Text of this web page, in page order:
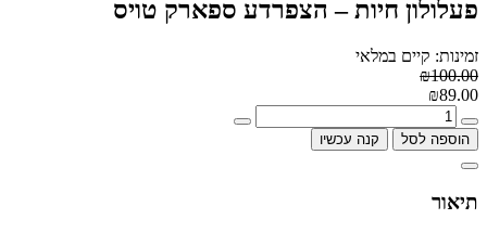
פעלולון חיות – הצפרדע ספארק טויס
זמינות: קיים במלאי
₪100.00
₪89.00
הוספה לסל קנה עכשיו
תיאור